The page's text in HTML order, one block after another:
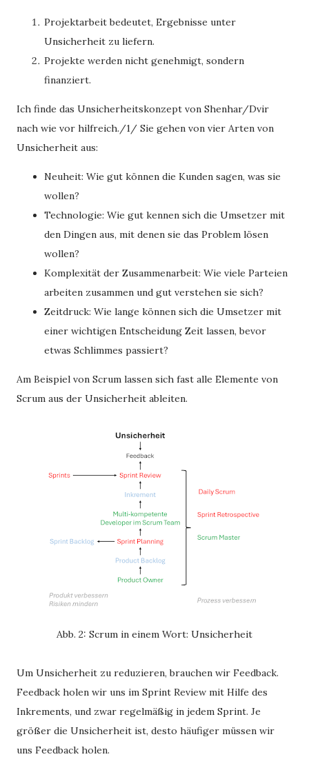
Projektarbeit bedeutet, Ergebnisse unter
Unsicherheit zu liefern.
Projekte werden nicht genehmigt, sondern
finanziert.
Ich finde das Unsicherheitskonzept von Shenhar/Dvir
nach wie vor hilfreich./1/ Sie gehen von vier Arten von
Unsicherheit aus:
Neuheit: Wie gut können die Kunden sagen, was sie
wollen?
Technologie: Wie gut kennen sich die Umsetzer mit
den Dingen aus, mit denen sie das Problem lösen
wollen?
Komplexität der Zusammenarbeit: Wie viele Parteien
arbeiten zusammen und gut verstehen sie sich?
Zeitdruck: Wie lange können sich die Umsetzer mit
einer wichtigen Entscheidung Zeit lassen, bevor
etwas Schlimmes passiert?
Am Beispiel von Scrum lassen sich fast alle Elemente von
Scrum aus der Unsicherheit ableiten.
Abb. 2: Scrum in einem Wort: Unsicherheit
Um Unsicherheit zu reduzieren, brauchen wir Feedback.
Feedback holen wir uns im Sprint Review mit Hilfe des
Inkrements, und zwar regelmäßig in jedem Sprint. Je
größer die Unsicherheit ist, desto häufiger müssen wir
uns Feedback holen.